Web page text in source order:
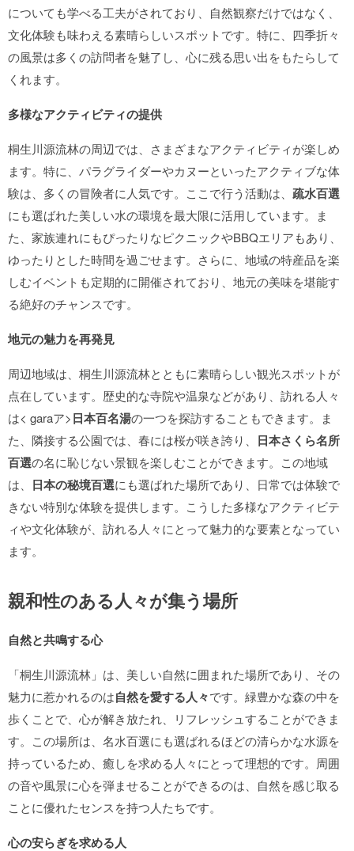
についても学べる工夫がされており、自然観察だけではなく、
文化体験も味わえる素晴らしいスポットです。特に、四季折々
の風景は多くの訪問者を魅了し、心に残る思い出をもたらして
くれます。
多様なアクティビティの提供
桐生川源流林の周辺では、さまざまなアクティビティが楽しめ
ます。特に、パラグライダーやカヌーといったアクティブな体
験は、多くの冒険者に人気です。ここで行う活動は、 疏水百選
にも選ばれた美しい水の環境を最大限に活用しています。ま
た、家族連れにもぴったりなピクニックやBBQエリアもあり、
ゆったりとした時間を過ごせます。さらに、地域の特産品を楽
しむイベントも定期的に開催されており、地元の美味を堪能す
る絶好のチャンスです。
地元の魅力を再発見
周辺地域は、桐生川源流林とともに素晴らしい観光スポットが
点在しています。歴史的な寺院や温泉などがあり、訪れる人々
は< garaア>日本百名湯の一つを探訪することもできます。ま
た、隣接する公園では、春には桜が咲き誇り、 日本さくら名所
百選の名に恥じない景観を楽しむことができます。この地域
は、 日本の秘境百選にも選ばれた場所であり、日常では体験で
きない特別な体験を提供します。こうした多様なアクティビテ
ィや文化体験が、訪れる人々にとって魅力的な要素となってい
ます。
親和性のある人々が集う場所
自然と共鳴する心
「桐生川源流林」は、美しい自然に囲まれた場所であり、その
魅力に惹かれるのは自然を愛する人々です。緑豊かな森の中を
歩くことで、心が解き放たれ、リフレッシュすることができま
す。この場所は、名水百選にも選ばれるほどの清らかな水源を
持っているため、癒しを求める人々にとって理想的です。周囲
の音や風景に心を弾ませることができるのは、自然を感じ取る
ことに優れたセンスを持つ人たちです。
心の安らぎを求める人